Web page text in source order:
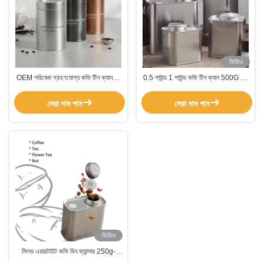
OEM পরিষেবা গ্রহণযোগ্য কফি টিন ক্যানগুলি
স্টোরেজ এবং প্যাকেজিং সমাধানগুলির জন্য আদর্শ
সেরা দাম পান
ভিডিও
0.5 পাউন্ড 1 পাউন্ড কফি টিন ক্যান 500G ধাতু
সেরা দাম পান
ভিডিও
সিলড এয়ারটাইট কফি বিন ক্যান্সার 250g-